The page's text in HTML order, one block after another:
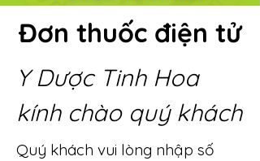
Đơn thuốc điện tử
Y Dược Tinh Hoa
kính chào quý khách
Quý khách vui lòng nhập số